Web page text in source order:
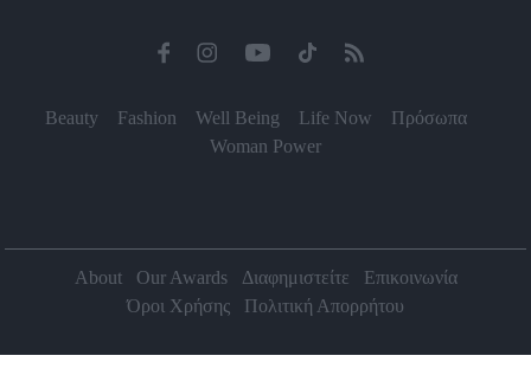
Beauty Fashion Well Being Life Now
Πρόσωπα
Woman Power
About Our Awards Διαφημιστείτε
Επικοινωνία
Όροι Χρήσης
Πολιτική Απορρήτου